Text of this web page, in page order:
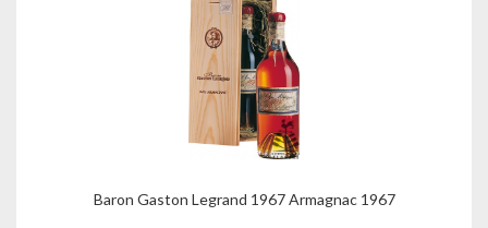
Baron Gaston Legrand 1967 Armagnac 1967